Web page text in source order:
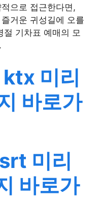
으로 접근한다면,
거운 귀성길에 오를
절 기차표 예매의 모
ktx 미리
바로가
srt 미리
바로가